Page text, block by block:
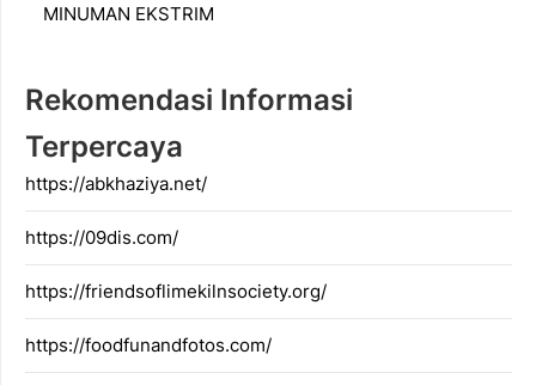
MINUMAN EKSTRIM
Rekomendasi Informasi
Terpercaya
https://abkhaziya.net/
https://09dis.com/
https://friendsoflimekilnsociety.org/
https://foodfunandfotos.com/